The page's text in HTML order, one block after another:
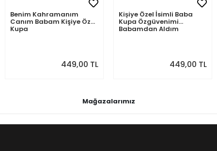
Kişiye Özel İsimli Baba
Kupa Özgüvenimi
Babamdan Aldım
449,00 TL
Zamansız Aylık Planlayıcı
Takvim, Tarihsiz Retro
Duvar Takvimi
699,00 TL
Mağazalarımız